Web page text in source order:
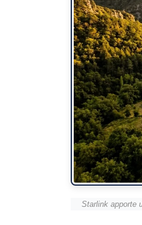
Starlink apporte